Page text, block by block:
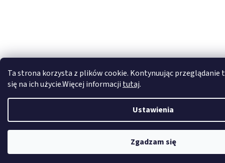
Ta strona korzysta z plików cookie. Kontynuując przeglądanie
się na ich użycie.Więcej informacji tutaj.
Ustawienia
Zgadzam się